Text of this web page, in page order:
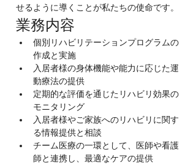
せるように導くことが私たちの使命です。
業務内容
個別リハビリテーションプログラムの
作成と実施
入居者様の身体機能や能力に応じた運
動療法の提供
定期的な評価を通じたリハビリ効果の
モニタリング
入居者様やご家族へのリハビリに関す
る情報提供と相談
チーム医療の一環として、医師や看護
師と連携し、最適なケアの提供